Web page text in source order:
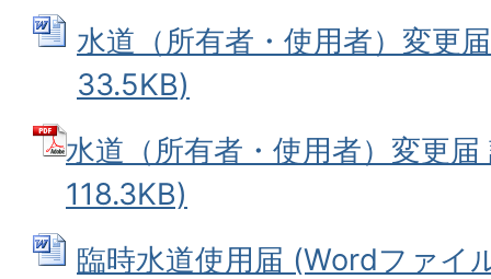
水道（所有者・使用者）変更
33.5KB)
水道（所有者・使用者）変更
118.3KB)
臨時水道使用届 (Wordファイ